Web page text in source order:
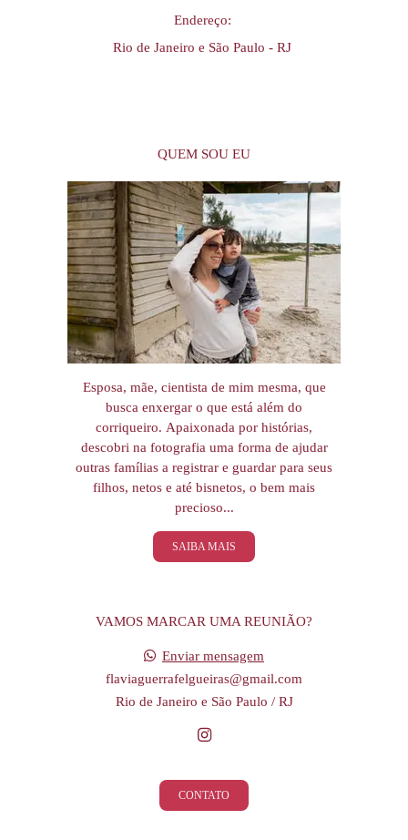
Endereço:
Rio de Janeiro e São Paulo - RJ
QUEM SOU EU
Esposa, mãe, cientista de mim mesma, que
busca enxergar o que está além do
corriqueiro. Apaixonada por histórias,
descobri na fotografia uma forma de ajudar
outras famílias a registrar e guardar para seus
filhos, netos e até bisnetos, o bem mais
precioso...
SAIBA MAIS
VAMOS MARCAR UMA REUNIÃO?
Enviar mensagem
flaviaguerrafelgueiras@gmail.com
Rio de Janeiro e São Paulo / RJ
CONTATO